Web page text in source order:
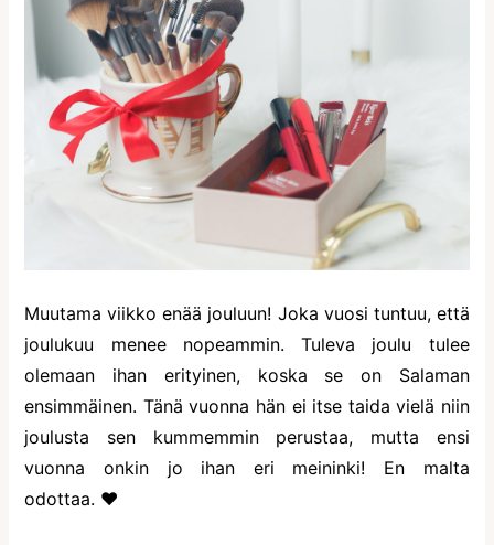
Muutama viikko enää jouluun! Joka vuosi tuntuu, että
joulukuu menee nopeammin. Tuleva joulu tulee
olemaan ihan erityinen, koska se on Salaman
ensimmäinen. Tänä vuonna hän ei itse taida vielä niin
joulusta sen kummemmin perustaa, mutta ensi
vuonna onkin jo ihan eri meininki! En malta
odottaa. ♥